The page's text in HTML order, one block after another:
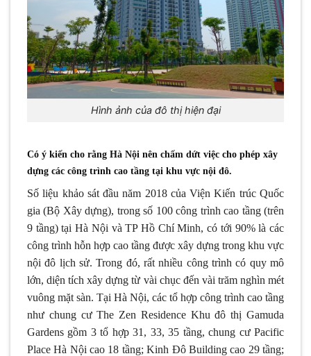
Hình ảnh của đô thị hiện đại
Có ý kiến cho rằng Hà Nội nên chấm dứt việc cho phép xây
dựng các công trình cao tầng tại khu vực nội đô.
Số liệu khảo sát đầu năm 2018 của Viện Kiến trúc Quốc
gia (Bộ Xây dựng), trong số 100 công trình cao tầng (trên
9 tầng) tại Hà Nội và TP Hồ Chí Minh, có tới 90% là các
công trình hỗn hợp cao tầng được xây dựng trong khu vực
nội đô lịch sử. Trong đó, rất nhiều công trình có quy mô
lớn, diện tích xây dựng từ vài chục đến vài trăm nghìn mét
vuông mặt sàn. Tại Hà Nội, các tổ hợp công trình cao tầng
như chung cư The Zen Residence Khu đô thị Gamuda
Gardens gồm 3 tổ hợp 31, 33, 35 tầng, chung cư Pacific
Place Hà Nội cao 18 tầng; Kinh Đô Building cao 29 tầng;